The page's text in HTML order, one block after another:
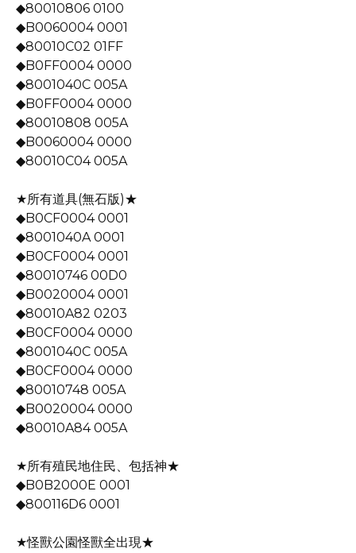
◆80010806 0100
◆B0060004 0001
◆80010C02 01FF
◆B0FF0004 0000
◆8001040C 005A
◆B0FF0004 0000
◆80010808 005A
◆B0060004 0000
◆80010C04 005A
★所有道具(無石版)★
◆B0CF0004 0001
◆8001040A 0001
◆B0CF0004 0001
◆80010746 00D0
◆B0020004 0001
◆80010A82 0203
◆B0CF0004 0000
◆8001040C 005A
◆B0CF0004 0000
◆80010748 005A
◆B0020004 0000
◆80010A84 005A
★所有殖民地住民、包括神★
◆B0B2000E 0001
◆800116D6 0001
★怪獸公園怪獸全出現★